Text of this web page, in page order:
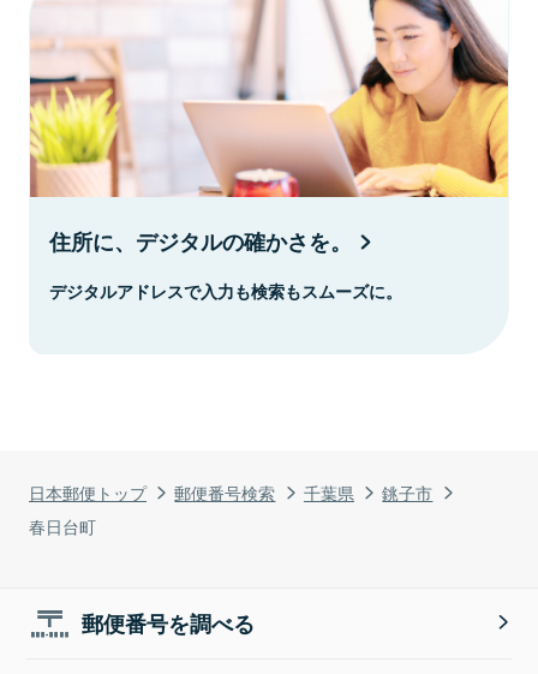
日本郵便トップ 郵便番号検索 千葉県
銚子市
春日台町
住所に、デジタルの確かさを。
デジタルアドレスで入力も検索もスムーズに。
郵便番号を調べる